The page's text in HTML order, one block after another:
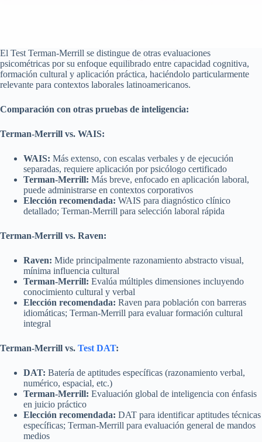
El Test Terman-Merrill se distingue de otras evaluaciones
psicométricas por su enfoque equilibrado entre capacidad cognitiva,
formación cultural y aplicación práctica, haciéndolo particularmente
relevante para contextos laborales latinoamericanos.
Comparación con otras pruebas de inteligencia:
Terman-Merrill vs. WAIS:
WAIS: Más extenso, con escalas verbales y de ejecución
separadas, requiere aplicación por psicólogo certificado
Terman-Merrill: Más breve, enfocado en aplicación laboral,
puede administrarse en contextos corporativos
Elección recomendada: WAIS para diagnóstico clínico
detallado; Terman-Merrill para selección laboral rápida
Terman-Merrill vs. Raven:
Raven: Mide principalmente razonamiento abstracto visual,
mínima influencia cultural
Terman-Merrill: Evalúa múltiples dimensiones incluyendo
conocimiento cultural y verbal
Elección recomendada: Raven para población con barreras
idiomáticas; Terman-Merrill para evaluar formación cultural
integral
Terman-Merrill vs. Test DAT:
DAT: Batería de aptitudes específicas (razonamiento verbal,
numérico, espacial, etc.)
Terman-Merrill: Evaluación global de inteligencia con énfasis
en juicio práctico
Elección recomendada: DAT para identificar aptitudes técnicas
específicas; Terman-Merrill para evaluación general de mandos
medios